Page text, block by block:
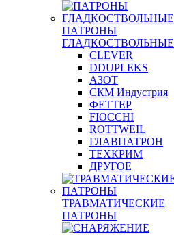
ПАТРОНЫ
ГЛАДКОСТВОЛЬНЫЕ
CLEVER
DDUPLEKS
АЗОТ
СКМ Индустрия
ФЕТТЕР
FIOCCHI
ROTTWEIL
ГЛАВПАТРОН
ТЕХКРИМ
ДРУГОЕ
ТРАВМАТИЧЕСКИЕ
ПАТРОНЫ